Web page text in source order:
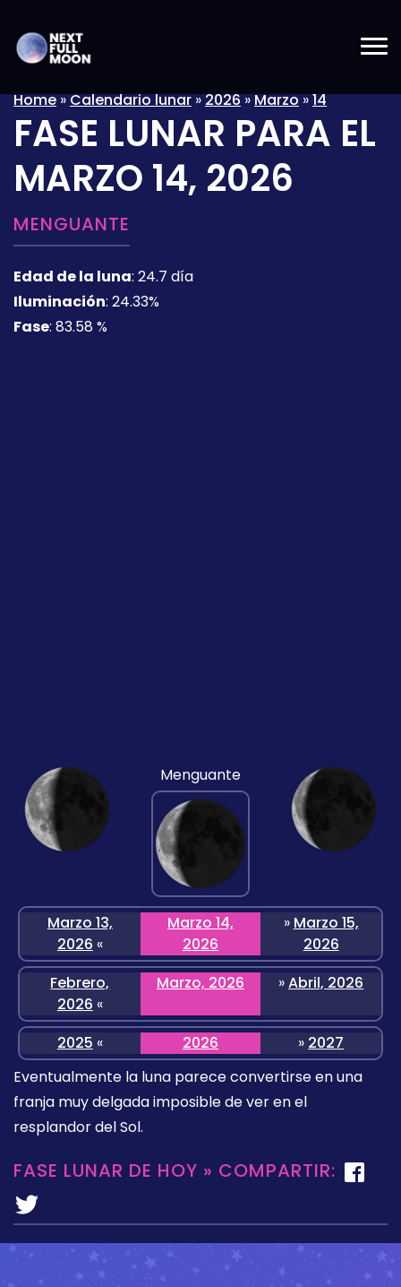
Home»Calendario lunar»2026»Marzo»14
FASE LUNAR PARA EL
MARZO 14, 2026
MENGUANTE
Edad de la luna: 24.7 día
Iluminación: 24.33%
Fase: 83.58 %
Menguante
Marzo 13,
2026 «
Marzo 14,
2026
» Marzo 15,
2026
Febrero,
2026 «
Marzo, 2026 »Abril, 2026
2025 « 2026 » 2027
Eventualmente la luna parece convertirse en una
franja muy delgada imposible de ver en el
resplandor del Sol.
FASE LUNAR DE HOY » COMPARTIR: